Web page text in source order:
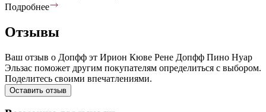
Подробнее
Отзывы
Ваш отзыв о Допфф эт Ирион Кюве Рене Допфф Пино Нуар
Эльзас поможет другим покупателям определиться с выбором.
Поделитесь своими впечатлениями.
Оставить отзыв